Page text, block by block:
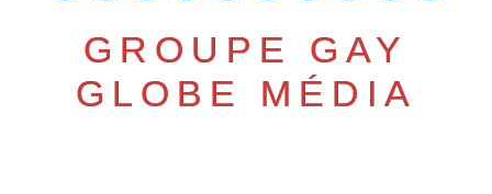
GROUPE GAY
GLOBE MÉDIA